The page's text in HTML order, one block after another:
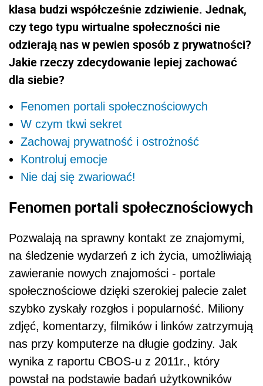
klasa budzi współcześnie zdziwienie. Jednak,
czy tego typu wirtualne społeczności nie
odzierają nas w pewien sposób z prywatności?
Jakie rzeczy zdecydowanie lepiej zachować
dla siebie?
Fenomen portali społecznościowych
W czym tkwi sekret
Zachowaj prywatność i ostrożność
Kontroluj emocje
Nie daj się zwariować!
Fenomen portali społecznościowych
Pozwalają na sprawny kontakt ze znajomymi,
na śledzenie wydarzeń z ich życia, umożliwiają
zawieranie nowych znajomości - portale
społecznościowe dzięki szerokiej palecie zalet
szybko zyskały rozgłos i popularność. Miliony
zdjęć, komentarzy, filmików i linków zatrzymują
nas przy komputerze na długie godziny. Jak
wynika z raportu CBOS-u z 2011r., który
powstał na podstawie badań użytkowników